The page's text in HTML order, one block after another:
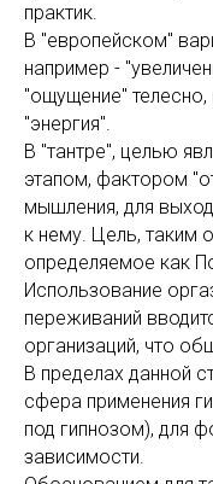
практик.
В "европейском"
например -
"ощущение"
"энергия".
В "тантре", целью
этапом, фактором
мышления, для
к нему. Цель, таким
определяемое как
Использование
переживаний
организаций, что
В пределах данной
сфера применения
под гипнозом), для
зависимости.